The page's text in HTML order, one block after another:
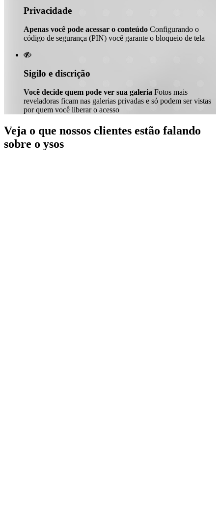
Privacidade
Apenas você pode acessar o conteúdo Configurando o
código de segurança (PIN) você garante o bloqueio de tela

Sigilo e discrição
Você decide quem pode ver sua galeria Fotos mais
reveladoras ficam nas galerias privadas e só podem ser vistas
por quem você liberar o acesso
Veja o que nossos clientes estão falando
sobre o ysos